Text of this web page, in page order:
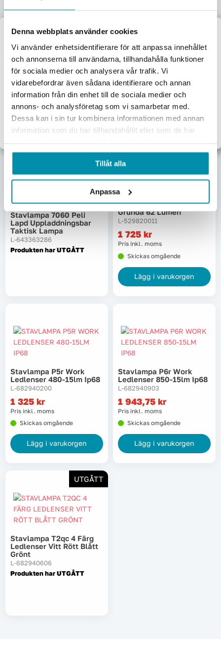
Denna webbplats använder cookies
Vi använder enhetsidentifierare för att anpassa innehållet
och annonserna till användarna, tillhandahålla funktioner
för sociala medier och analysera vår trafik. Vi
vidarebefordrar även sådana identifierare och annan
information från din enhet till de sociala medier och
annons- och analysföretag som vi samarbetar med.
Dessa kan i sin tur kombinera informationen med annan
information som du har tillhandahållit eller som de har
Tillåt alla
Anpassa
Stavlampa 3315z0 Peli
Zone 0 Led 110 Lumen
Gul
1 568,75kr
Lägg i varukorgen
Stavlampa 7060 Peli
Lapd Uppladdningsbar
Taktisk Lampa
L-643363286
Produkten har UTGÅTT
Stavlampa Atex Df1013
Grunda 62 Lumen
L-529820011
1 725 kr
Pris inkl. moms
Skickas omgående
Lägg i varukorgen
Stavlampa P5r Work
Ledlenser 480-15lm Ip68
L-682940200
1 325 kr
Pris inkl. moms
Skickas omgående
Lägg i varukorgen
Stavlampa P6r Work
Ledlenser 850-15lm Ip68
L-682940903
1 943,75 kr
Pris inkl. moms
Skickas omgående
Lägg i varukorgen
UTGÅTT
Stavlampa T2qc 4 Färg
Ledlenser Vitt Rött Blått
Grönt
L-682940606
Produkten har UTGÅTT
Välkommen till
Proffsbutiken
Jag handlar som:
Företag
Exkl. moms
Privat
Inkl. moms